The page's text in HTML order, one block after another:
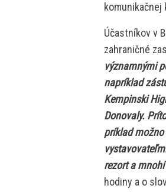
komunikačnej
Účastníkov v
zahraničné
významnými
napríklad
Kempinski
Donovaly.
príklad
rezort a
hodiny a o